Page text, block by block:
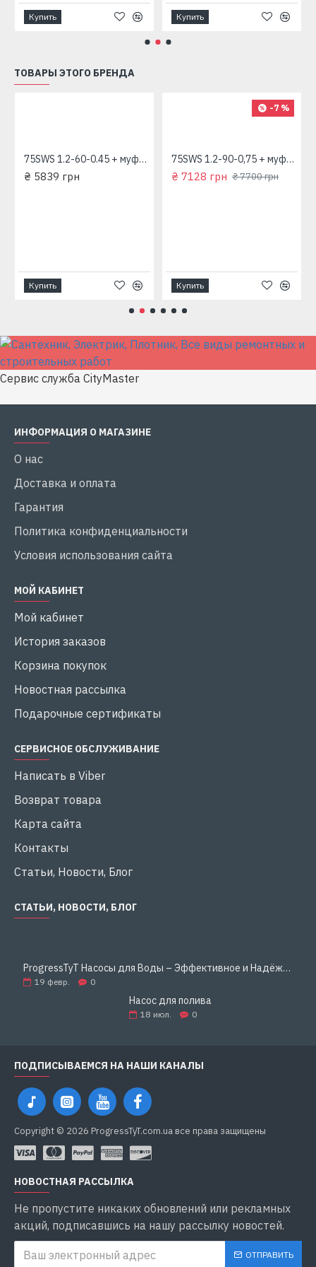
Купить Купить
ТОВАРЫ ЭТОГО БРЕНДА
75SWS 1.2-60-0.45 + муфта "Насосы плюс Оборудование"
₴ 5839 грн
Купить
-7 %
75SWS 1.2-90-0,75 + муфта "Насосы плюс Оборудование"
₴ 7128 грн ₴ 7700 грн
Купить
Сервис служба CityMaster
ИНФОРМАЦИЯ О МАГАЗИНЕ
О нас
Доставка и оплата
Гарантия
Политика конфиденциальности
Условия использования сайта
МОЙ КАБИНЕТ
Мой кабинет
История заказов
Корзина покупок
Новостная рассылка
Подарочные сертификаты
СЕРВИСНОЕ ОБСЛУЖИВАНИЕ
Написать в Viber
Возврат товара
Карта сайта
Контакты
Статьи, Новости, Блог
СТАТЬИ, НОВОСТИ, БЛОГ
ProgressTyT Насосы для Воды – Эффективное и Надёжное Решение для Дома и Бизнеса
19 февр. 0
Насос для полива
18 июл. 0
ПОДПИСЫВАЕМСЯ НА НАШИ КАНАЛЫ
Copyright © 2026 ProgressTyT.com.ua все права защищены
НОВОСТНАЯ РАССЫЛКА
Не пропустите никаких обновлений или рекламных
акций, подписавшись на нашу рассылку новостей.
ОТПРАВИТЬ